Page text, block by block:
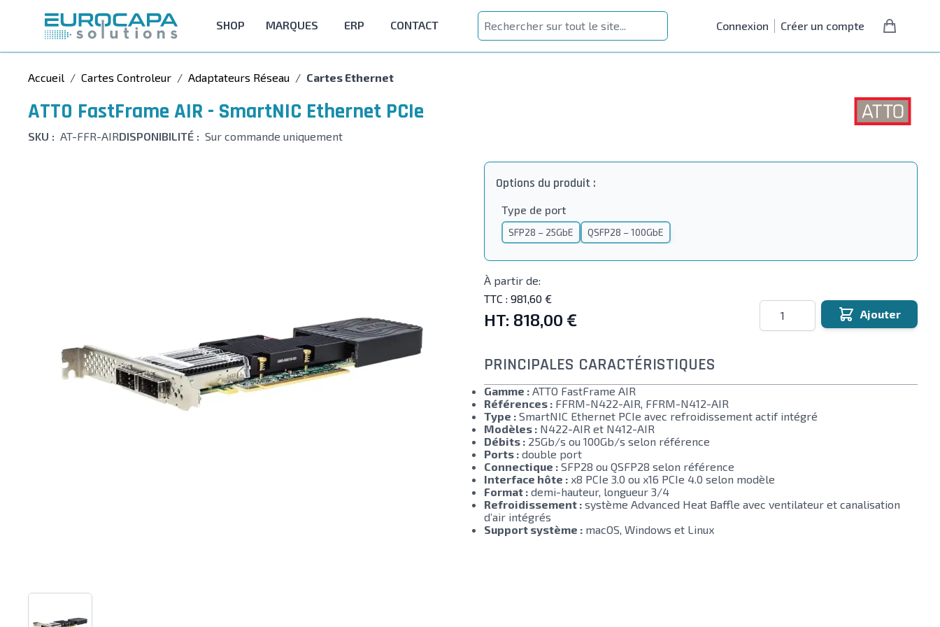
SHOP
MARQUES ERP CONTACT Connexion Créer un compte
Accueil / Cartes Controleur / Adaptateurs Réseau / Cartes Ethernet
ATTO FastFrame AIR - SmartNIC Ethernet PCIe
SKU : AT-FFR-AIRDISPONIBILITÉ : Sur commande uniquement
Options du produit :
Type de port
SFP28 – 25GbE QSFP28 – 100GbE
À partir de:
TTC : 981,60 €
HT: 818,00 €
Quantité Ajouter
PRINCIPALES CARACTÉRISTIQUES
Gamme : ATTO FastFrame AIR
Références : FFRM-N422-AIR, FFRM-N412-AIR
Type : SmartNIC Ethernet PCIe avec refroidissement actif intégré
Modèles : N422-AIR et N412-AIR
Débits : 25Gb/s ou 100Gb/s selon référence
Ports : double port
Connectique : SFP28 ou QSFP28 selon référence
Interface hôte : x8 PCIe 3.0 ou x16 PCIe 4.0 selon modèle
Format : demi-hauteur, longueur 3/4
Refroidissement : système Advanced Heat Baffle avec ventilateur et canalisation
d’air intégrés
Support système : macOS, Windows et Linux